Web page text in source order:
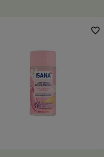
favorite_border